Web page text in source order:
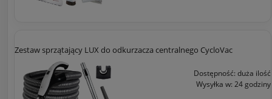
Zestaw sprzątający LUX do odkurzacza centralnego CycloVac
Dostępność: duża ilość
Wysyłka w: 24 godziny